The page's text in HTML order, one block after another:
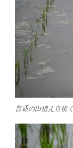
普通の田植え直後